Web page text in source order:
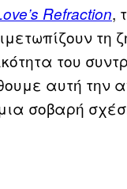
Refraction,
τη
του
αυτή
σοβαρή